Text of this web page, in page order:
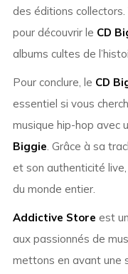
des éditions
pour découvrir le CD
albums cultes de
Pour conclure, le CD
essentiel si vous
musique hip-hop avec
Biggie. Grâce à sa
et son authenticité
du monde entier.
Addictive Store est
aux passionnés de
mettons en avant une